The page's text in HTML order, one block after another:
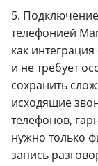
5.
телефонией
как
и не требует
сохранить
исходящие
телефонов,
нужно только
запись